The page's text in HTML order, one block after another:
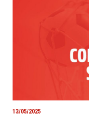
13/05/2025